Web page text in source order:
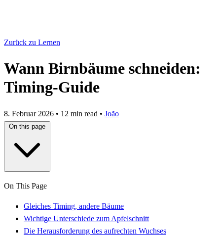
Zurück zu Lernen
Wann Birnbäume schneiden:
Timing-Guide
8. Februar 2026 • 12 min read • João
On this page
On This Page
Gleiches Timing, andere Bäume
Wichtige Unterschiede zum Apfelschnitt
Die Herausforderung des aufrechten Wuchses